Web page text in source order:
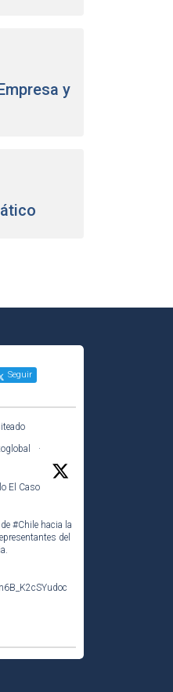
y
Seguir
·
El Caso
#Chile hacia la
del